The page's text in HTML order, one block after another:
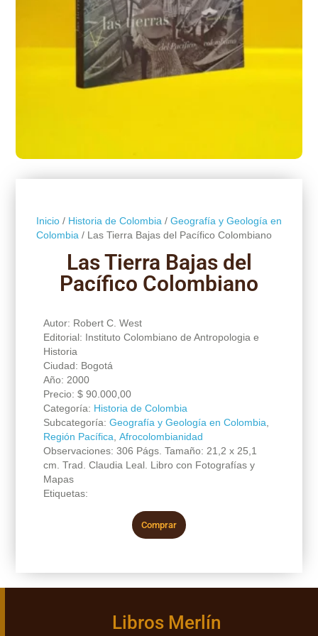
Inicio/ Historia de Colombia / Geografía y Geología en
Colombia / Las Tierra Bajas del Pacífico Colombiano
Las Tierra Bajas del
Pacífico Colombiano
Autor: Robert C. West
Editorial: Instituto Colombiano de Antropologia e
Historia
Ciudad: Bogotá
Año: 2000
Precio: $90.000,00
Categoría: Historia de Colombia
Subcategoría: Geografía y Geología en Colombia
Región Pacífica Afrocolombianidad
Observaciones: 306 Págs. Tamaño: 21,2 x 25,1
cm. Trad. Claudia Leal. Libro con Fotografías y
Mapas
Etiquetas:
Comprar
Libros Merlín